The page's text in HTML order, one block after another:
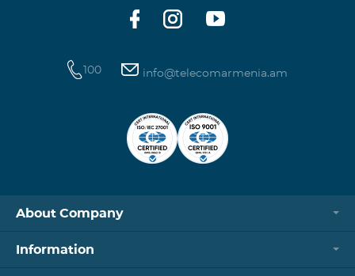
100 info@telecomarmenia.am
About Company
Information